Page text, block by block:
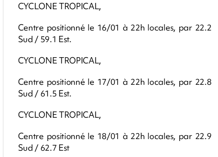
CYCLONE TROPICAL,
Centre positionné le 16/01 à 22h locales, par 22.2
Sud / 59.1 Est.
CYCLONE TROPICAL,
Centre positionné le 17/01 à 22h locales, par 22.8
Sud / 61.5 Est.
CYCLONE TROPICAL,
Centre positionné le 18/01 à 22h locales, par 22.9
Sud / 62.7 Est